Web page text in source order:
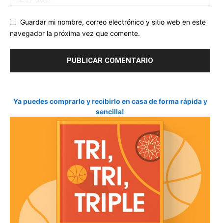
Guardar mi nombre, correo electrónico y sitio web en este
navegador la próxima vez que comente.
Ya puedes comprarlo y recibirlo en casa de forma rápida y
sencilla!